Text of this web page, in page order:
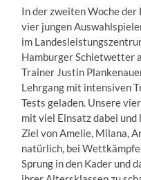
In der zweiten Woche
vier jungen
im
Hamburger Schietwetter
Trainer Justin
Lehrgang mit intensiven
Tests geladen. Unsere
mit viel Einsatz dabei
Ziel von Amelie, Milana,
natürlich, bei
Sprung in den Kader und